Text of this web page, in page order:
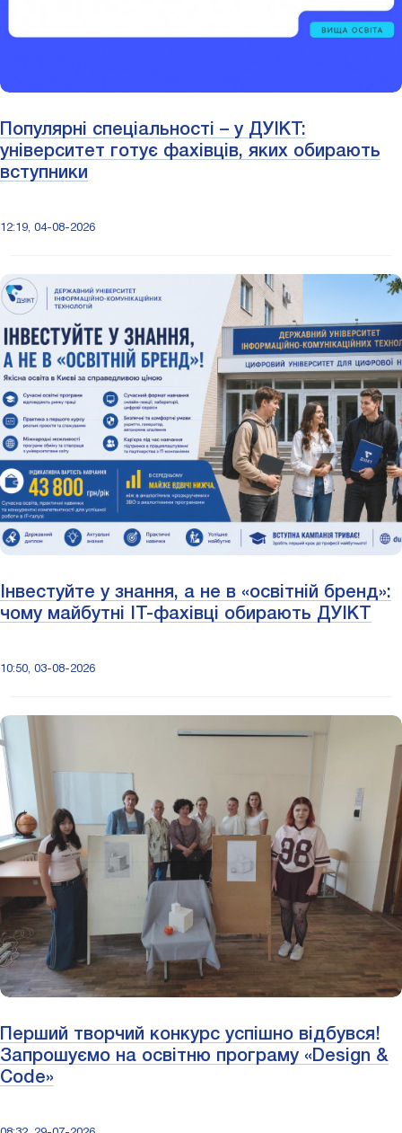
Популярні спеціальності – у ДУІКТ:
університет готує фахівців, яких обирають
вступники
12:19, 04-08-2026
Інвестуйте у знання, а не в «освітній бренд»:
чому майбутні ІТ-фахівці обирають ДУІКТ
10:50, 03-08-2026
Перший творчий конкурс успішно відбувся!
Запрошуємо на освітню програму «Design &
Code»